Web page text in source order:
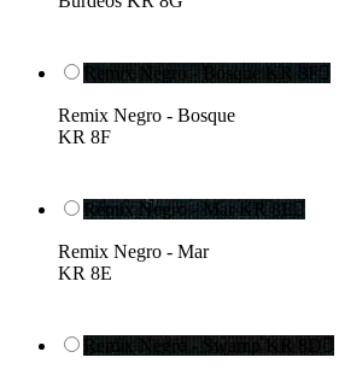
Remix Negro - Bosque KR 8F
Remix Negro - Bosque
KR 8F
Remix Negro - Mar KR 8E
Remix Negro - Mar
KR 8E
Remix Negro - Swamp KR 8D 